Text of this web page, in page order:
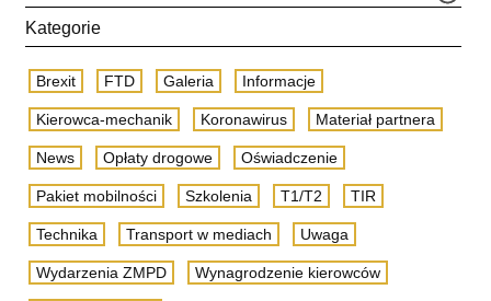
Kategorie
Brexit FTD Galeria Informacje
Kierowca-mechanik Koronawirus Materiał partnera
News Opłaty drogowe Oświadczenie
Pakiet mobilności Szkolenia T1/T2 TIR
Technika Transport w mediach Uwaga
Wydarzenia ZMPD Wynagrodzenie kierowców